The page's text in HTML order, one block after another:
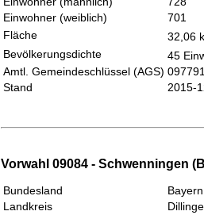
Einwohner (weiblich)
701
Fläche
32,06
Bevölkerungsdichte 45
Amtl. Gemeindeschlüssel (AGS)
Stand
2015-
Vorwahl 09084 - Schwenningen
Bundesland
Bayern
Landkreis